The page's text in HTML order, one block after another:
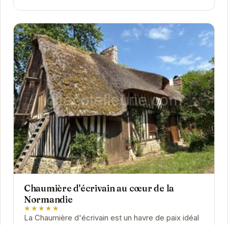
Chaumière d'écrivain au cœur de la
Normandie
★★★★★
La Chaumière d'écrivain est un havre de paix idéal